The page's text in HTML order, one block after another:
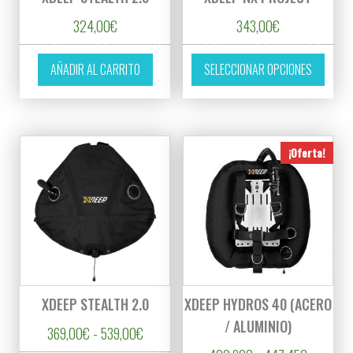
324,00€
AÑADIR AL CARRITO
343,00€
SELECCIONAR OPCIONES
Este
XDEEP STEALTH 2.0
369,00€ -539,00€Rango de precios: desde 369,00€ hasta
¡Oferta!
XDEEP HYDROS 40 (ACERO
/ ALUMINIO)